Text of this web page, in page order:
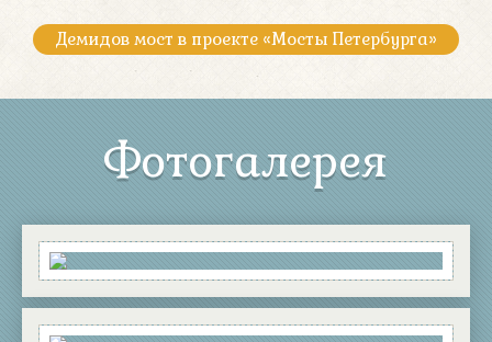
Демидов мост в проекте «Мосты Петербурга»
Фотогалерея